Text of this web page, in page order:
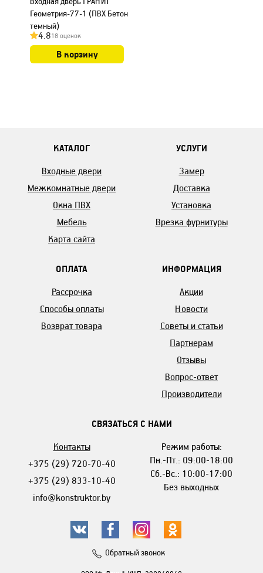
Геометрия-77-1 (ПВХ Бетон
темный)
4.818 оценок
В корзину
КАТАЛОГ
Входные двери
Межкомнатные двери
Окна ПВХ
Мебель
Карта сайта
УСЛУГИ
Замер
Доставка
Установка
Врезка фурнитуры
ОПЛАТА
Рассрочка
Способы оплаты
Возврат товара
ИНФОРМАЦИЯ
Акции
Новости
Советы и статьи
Партнерам
Отзывы
Вопрос-ответ
Производители
СВЯЗАТЬСЯ С НАМИ
Контакты
+375 (29) 720-70-40
+375 (29) 833-10-40
info@konstruktor.by
Режим работы:
Пн.-Пт.: 09:00-18:00
Сб.-Вс.: 10:00-17:00
Без выходных
Обратный звонок